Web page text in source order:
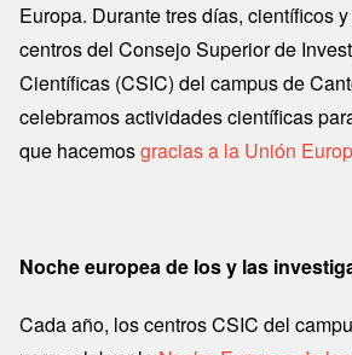
Europa. Durante tres días, científicos
centros del Consejo Superior de
Científicas (CSIC) del campus de
celebramos actividades científicas
que hacemosgracias a la Unión
Noche europea de los y las
Cada año, los centros CSIC del